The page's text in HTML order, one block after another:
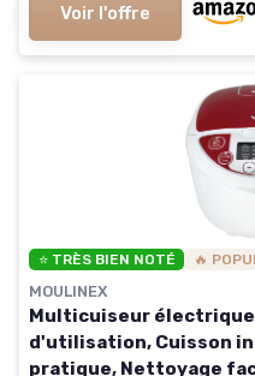
Voir l'offre
⭐ TRÈS BIEN NOTÉ 🔥
MOULINEX
Multicuiseur
d'utilisation, Cuisson
pratique, Nettoyage